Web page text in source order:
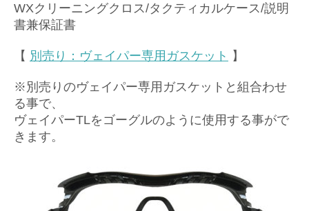
WXクリーニングクロス/タクティカルケース/説明
書兼保証書
【 別売り：ヴェイパー専用ガスケット 】
※別売りのヴェイパー専用ガスケットと組合わせ
る事で、
ヴェイパーTLをゴーグルのように使用する事がで
きます。